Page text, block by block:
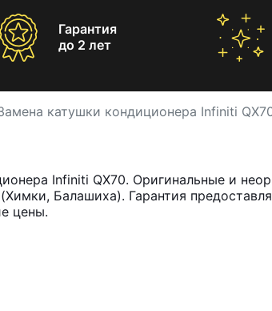
Гарантия
до 2 лет
катушки кондиционера Infiniti
Infiniti QX70. Оригинальные и
Балашиха). Гарантия
цены.